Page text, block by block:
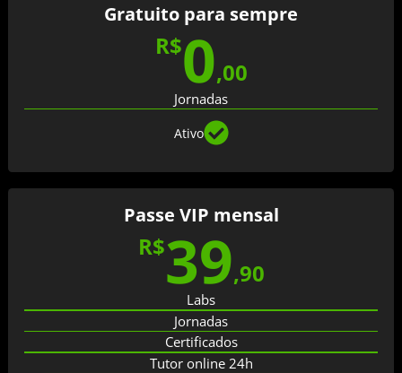
Gratuito para sempre
R$0,00
Jornadas
Ativo
Passe VIP mensal
R$39,90
Labs
Jornadas
Certificados
Tutor online 24h